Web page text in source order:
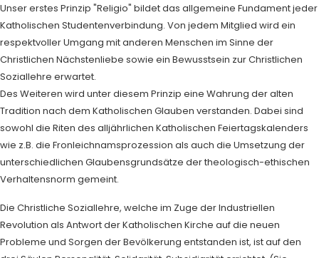
Unser erstes Prinzip "Religio" bildet das allgemeine Fundament jeder
Katholischen Studentenverbindung. Von jedem Mitglied wird ein
respektvoller Umgang mit anderen Menschen im Sinne der
Christlichen Nächstenliebe sowie ein Bewusstsein zur Christlichen
Soziallehre erwartet.
Des Weiteren wird unter diesem Prinzip eine Wahrung der alten
Tradition nach dem Katholischen Glauben verstanden. Dabei sind
sowohl die Riten des alljährlichen Katholischen Feiertagskalenders
wie z.B. die Fronleichnamsprozession als auch die Umsetzung der
unterschiedlichen Glaubensgrundsätze der theologisch-ethischen
Verhaltensnorm gemeint.
Die Christliche Soziallehre, welche im Zuge der Industriellen
Revolution als Antwort der Katholischen Kirche auf die neuen
Probleme und Sorgen der Bevölkerung entstanden ist, ist auf den